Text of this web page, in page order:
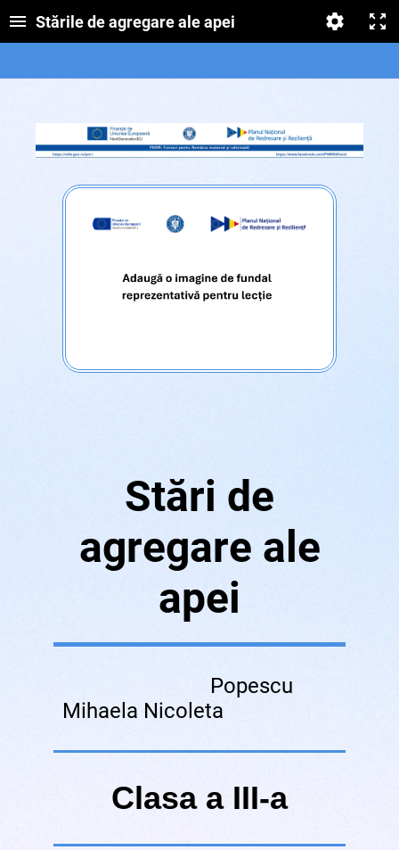
Stările de agregare ale apei
Stări de
agregare ale
apei
Popescu
Mihaela Nicoleta
Clasa a III-a